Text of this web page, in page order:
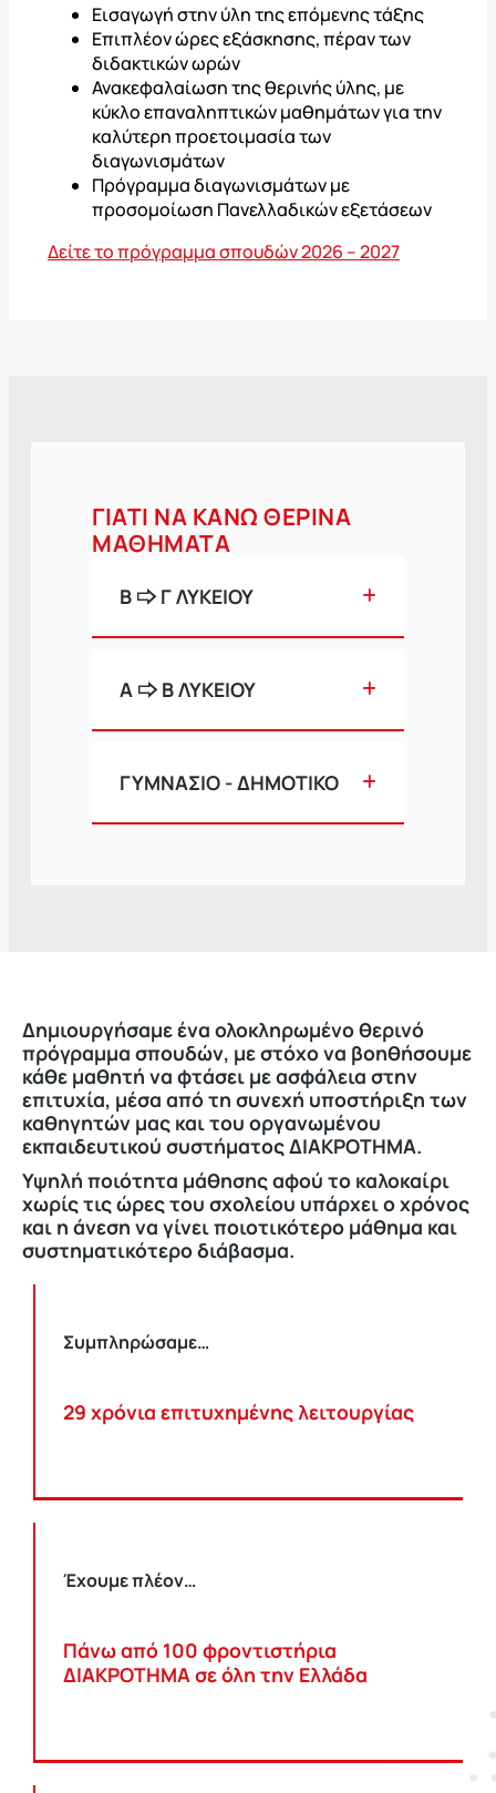
Εισαγωγή στην ύλη της επόμενης τάξης
Επιπλέον ώρες εξάσκησης, πέραν των
διδακτικών ωρών
Ανακεφαλαίωση της θερινής ύλης, με
κύκλο επαναληπτικών μαθημάτων για την
καλύτερη προετοιμασία των
διαγωνισμάτων
Πρόγραμμα διαγωνισμάτων με
προσομοίωση Πανελλαδικών εξετάσεων
Δείτε το πρόγραμμα σπουδών 2026 – 2027
ΓΙΑΤΙ ΝΑ ΚΑΝΩ ΘΕΡΙΝΑ
ΜΑΘΗΜΑΤΑ
Β 🢥 Γ ΛΥΚΕΙΟΥ
Α 🢥 Β ΛΥΚΕΙΟΥ
ΓΥΜΝΑΣΙΟ - ΔΗΜΟΤΙΚΟ
Δημιουργήσαμε ένα ολοκληρωμένο θερινό
πρόγραμμα σπουδών, με στόχο να βοηθήσουμε
κάθε μαθητή να φτάσει με ασφάλεια στην
επιτυχία, μέσα από τη συνεχή υποστήριξη των
καθηγητών μας και του οργανωμένου
εκπαιδευτικού συστήματος ΔΙΑΚΡΟΤΗΜΑ.
Υψηλή ποιότητα μάθησης αφού το καλοκαίρι
χωρίς τις ώρες του σχολείου υπάρχει ο χρόνος
και η άνεση να γίνει ποιοτικότερο μάθημα και
συστηματικότερο διάβασμα.
Συμπληρώσαμε…
29 χρόνια επιτυχημένης λειτουργίας
Έχουμε πλέον…
Πάνω από 100 φροντιστήρια
ΔΙΑΚΡΟΤΗΜΑ σε όλη την Ελλάδα